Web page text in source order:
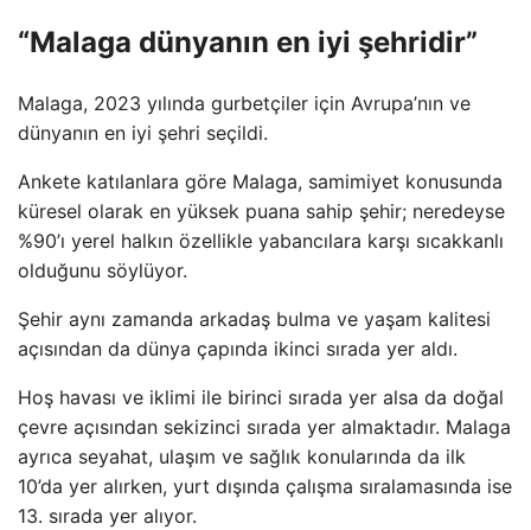
“Malaga dünyanın en iyi şehridir”
Malaga, 2023 yılında gurbetçiler için Avrupa’nın ve
dünyanın en iyi şehri seçildi.
Ankete katılanlara göre Malaga, samimiyet konusunda
küresel olarak en yüksek puana sahip şehir; neredeyse
%90’ı yerel halkın özellikle yabancılara karşı sıcakkanlı
olduğunu söylüyor.
Şehir aynı zamanda arkadaş bulma ve yaşam kalitesi
açısından da dünya çapında ikinci sırada yer aldı.
Hoş havası ve iklimi ile birinci sırada yer alsa da doğal
çevre açısından sekizinci sırada yer almaktadır. Malaga
ayrıca seyahat, ulaşım ve sağlık konularında da ilk
10’da yer alırken, yurt dışında çalışma sıralamasında ise
13. sırada yer alıyor.